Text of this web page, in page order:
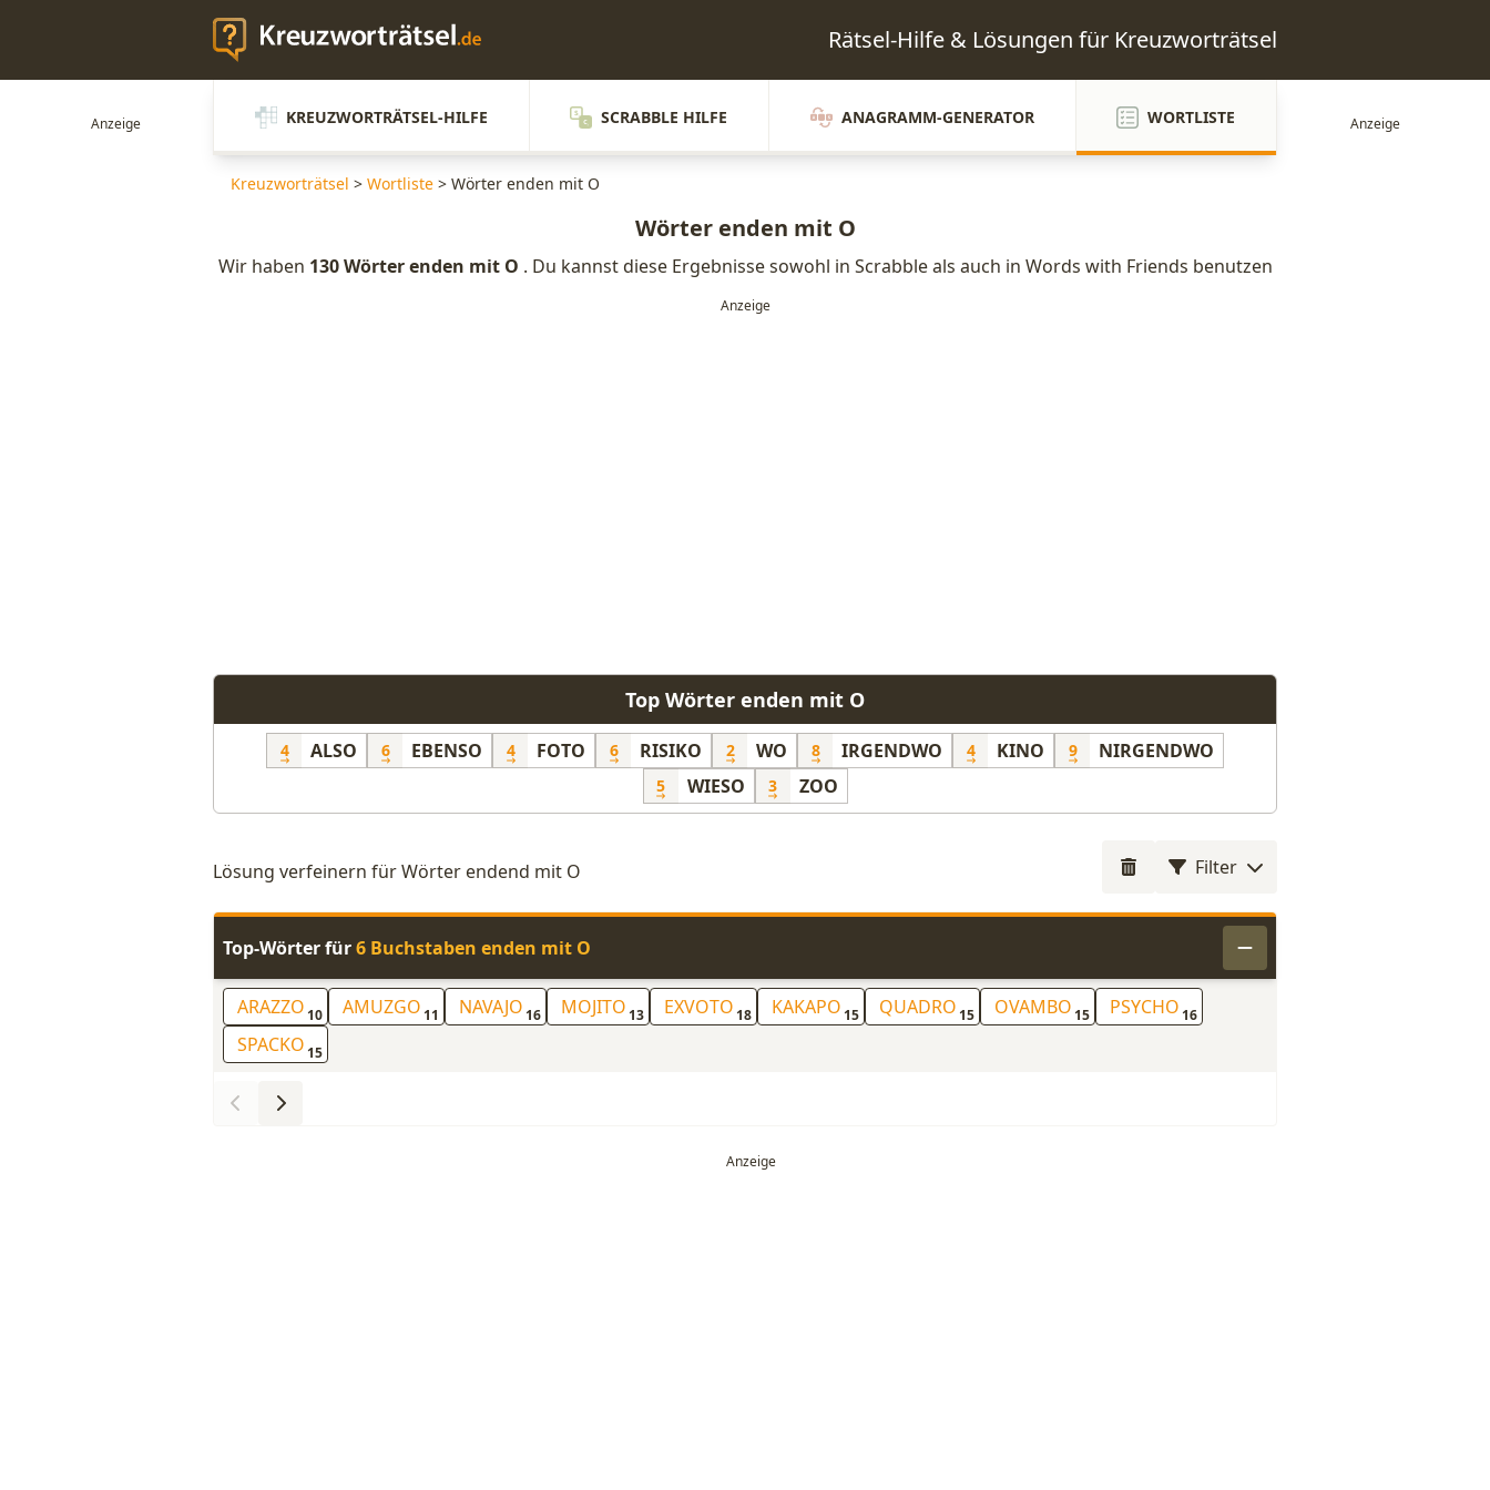
Rätsel-Hilfe & Lösungen für Kreuzworträtsel
KREUZWORTRÄTSEL-HILFE SCRABBLE HILFE ANAGRAMM-GENERATOR WORTLISTE
Kreuzworträtsel > Wortliste > Wörter enden mit O
Wörter enden mit O
Wir haben 130 Wörter enden mit O . Du kannst diese Ergebnisse sowohl in Scrabble als auch in Words with Friends benutzen
Top Wörter enden mit O
4 ALSO 6 EBENSO 4 FOTO 6 RISIKO 2 WO 8 IRGENDWO 4 KINO 9 NIRGENDWO
5 WIESO 3 ZOO
Lösung verfeinern für Wörter endend mit O Filter
Top-Wörter für6 Buchstaben enden mit O
ARAZZO 10 AMUZGO 11 NAVAJO 16 MOJITO 13 EXVOTO 18 KAKAPO 15 QUADRO 15 OVAMBO 15 PSYCHO 16
SPACKO 15